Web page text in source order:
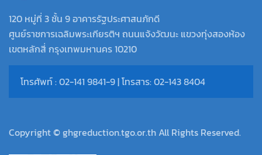
120 หมู่ที่ 3 ชั้น 9 อาคารรัฐประศาสนภักดี
ศูนย์ราชการเฉลิมพระเกียรติฯ ถนนแจ้งวัฒนะ แขวงทุ่งสองห้อง
เขตหลักสี่ กรุงเทพมหานคร 10210
โทรศัพท์ : 02-141 9841-9 | โทรสาร: 02-143 8404
Copyright © ghgreduction.tgo.or.th All Rights Reserved.